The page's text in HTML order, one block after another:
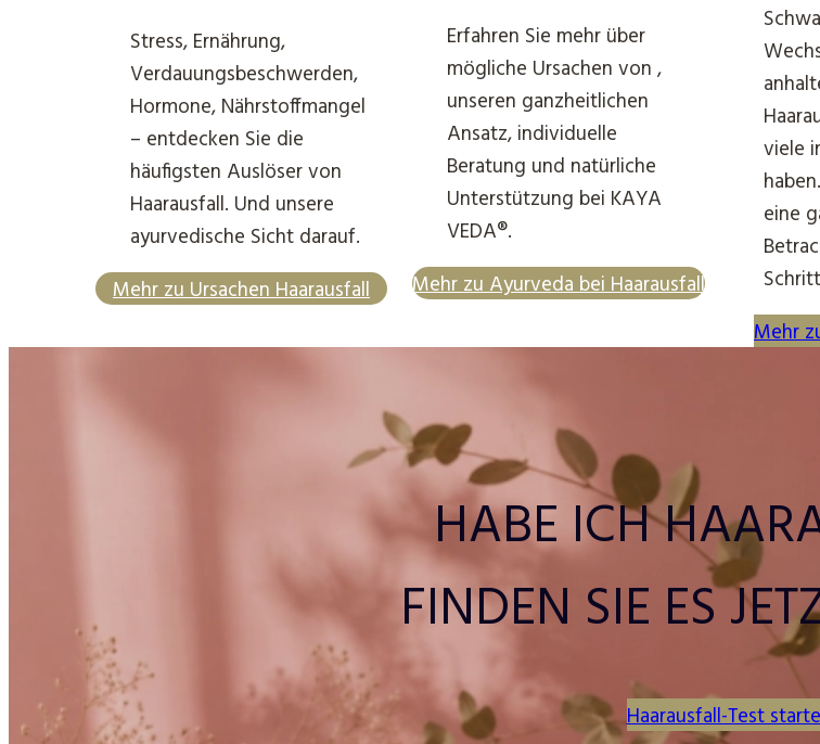
Stress, Ernährung,
Verdauungsbeschwerden,
Hormone, Nährstoffmangel
– entdecken Sie die
häufigsten Auslöser von
Haarausfall. Und unsere
ayurvedische Sicht darauf.
Mehr zu Ursachen Haarausfall
Erfahren Sie mehr über
mögliche Ursachen von ,
unseren ganzheitlichen
Ansatz, individuelle
Beratung und natürliche
Unterstützung bei KAYA
VEDA®.
Mehr zu Ayurveda bei Haarausfall
viele
eine
Mehr
HABE ICH
FINDEN SIE ES
Haarausfall-Test